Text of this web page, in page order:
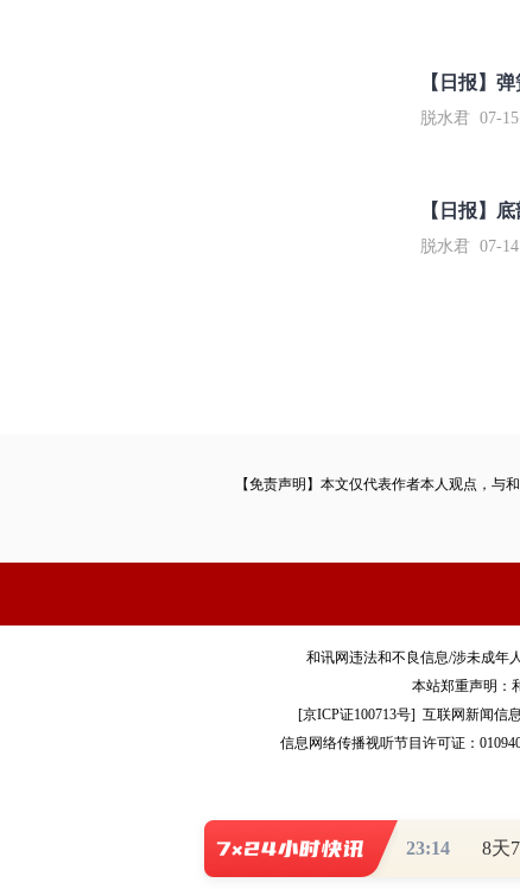
【日报】
脱水君 07-
【日报】
脱水君 07-
【免责声明】本文仅代表作者本人观点，
和讯网违法和不良信息/涉未成年
本站郑重声明：
[京ICP证100713号] 互联网新闻信
信息网络传播视听节目许可证：
23:14